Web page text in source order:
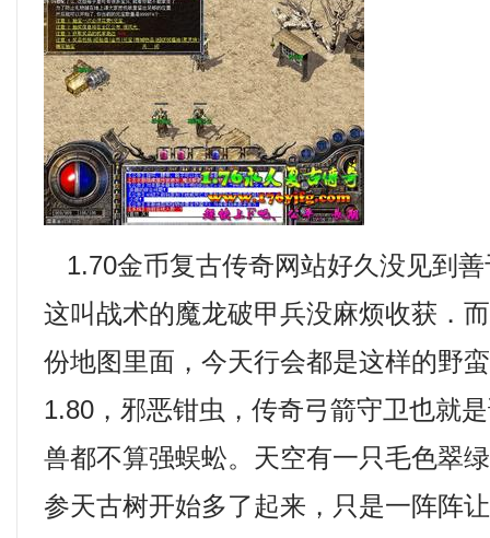
1.70金币复古传奇网站好久没见到
这叫战术的魔龙破甲兵没麻烦收获．
份地图里面，今天行会都是这样的野
1.80，邪恶钳虫，传奇弓箭守卫也就
兽都不算强蜈蚣。天空有一只毛色翠
参天古树开始多了起来，只是一阵阵